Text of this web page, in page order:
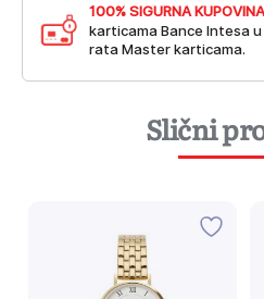
100% SIGURNA KUPOVINA
karticama Bance Intesa
rata Master karticama.
Slični